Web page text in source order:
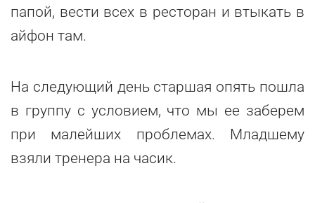
папой, вести всех в ресторан и втыкать в
айфон там.
На следующий день старшая опять пошла
в группу с условием, что мы ее заберем
при малейших проблемах. Младшему
взяли тренера на часик.